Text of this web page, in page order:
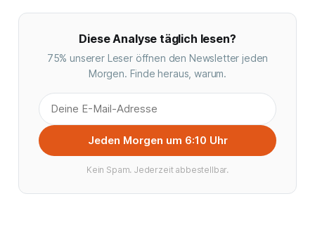
Diese Analyse täglich lesen?
75% unserer Leser öffnen den Newsletter jeden
Morgen. Finde heraus, warum.
Jeden Morgen um 6:10 Uhr
Kein Spam. Jederzeit abbestellbar.